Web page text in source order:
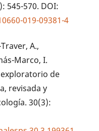
545-570. DOI:
019-09381-4
A.,
Marco, I.
de
revisada y
30(3):